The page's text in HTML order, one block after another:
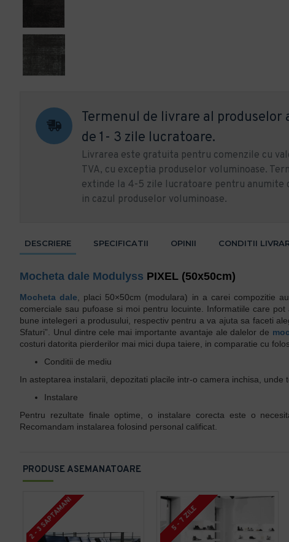
Termenul de livrare al produselor
de 1- 3 zile lucratoare.
Livrarea este gratuita pentru comenzile cu
TVA, cu exceptia produselor voluminoase.
extinde la 4-5 zile lucratoare pentru anumite
in cazul produselor voluminoase.
PRODUSE ASEMANATOARE
2 - 3 SAPTAMANI 5 - 7 ZILE
DESCRIERE SPECIFICATII OPINII CONDITII
Mocheta dale Modulyss PIXEL (50x50cm)
Mocheta dale , placi 50×50cm (modulara) in a carei compozitie
comerciale sau pufoase si moi pentru locuinte. Informatiile care
bune intelegeri a produsului, respectiv pentru a va ajuta sa faceti
Sfaturi”. Unul dintre cele mai importante avantaje ale dalelor de
costuri datorita pierderilor mai mici dupa taiere, in comparatie cu
Conditii de mediu
In asteptarea instalarii, depozitati placile intr-o camera inchisa,
Instalare
Pentru rezultate finale optime, o instalare corecta este o
Recomandam instalarea folosind personal calificat.